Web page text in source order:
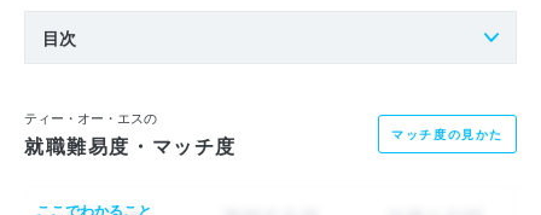
目次
ティー・オー・エスの
就職難易度・マッチ度 マッチ度の見かた
ここでわかること